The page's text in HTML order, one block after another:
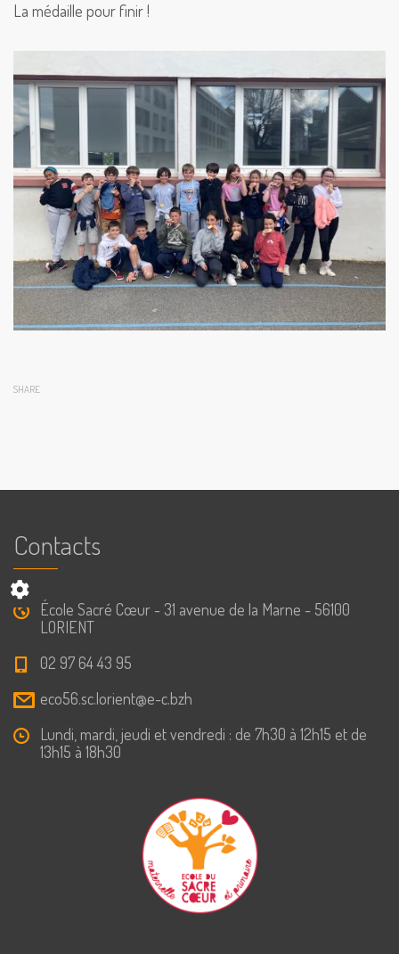
La médaille pour finir !
SHARE
Contacts
École Sacré Cœur - 31 avenue de la Marne - 56100
LORIENT
02 97 64 43 95
eco56.sc.lorient@e-c.bzh
Lundi, mardi, jeudi et vendredi : de 7h30 à 12h15 et de
13h15 à 18h30